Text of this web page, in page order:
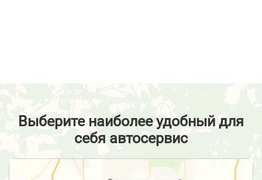
Выберите наиболее удобный для
себя автосервис